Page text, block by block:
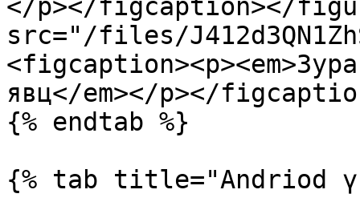
</p></figcaption></
src="/files/
явц</em></p></
{% endtab %}
{% tab title="Andriod